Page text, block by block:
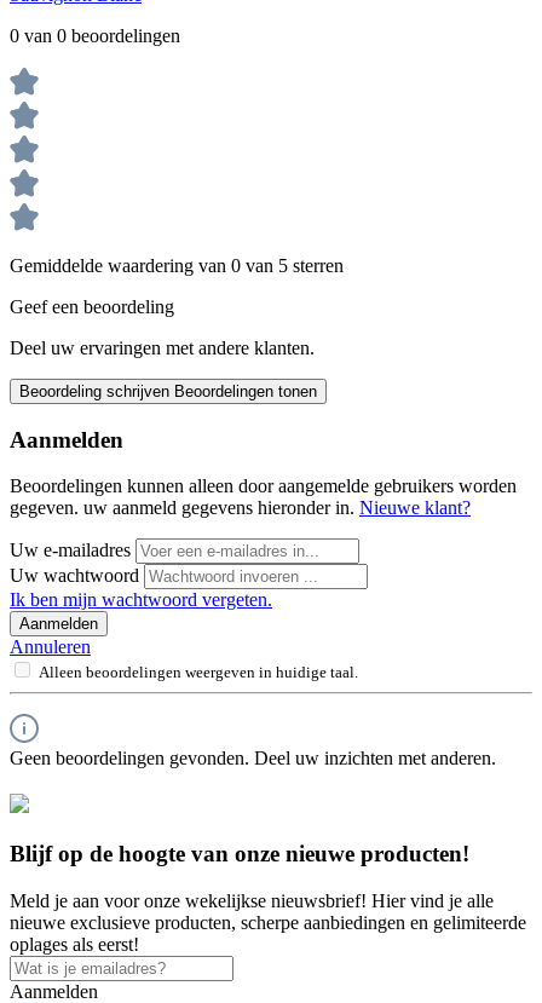
0 van 0 beoordelingen
Gemiddelde waardering van 0 van 5 sterren
Geef een beoordeling
Deel uw ervaringen met andere klanten.
Beoordeling schrijven Beoordelingen tonen
Aanmelden
Beoordelingen kunnen alleen door aangemelde gebruikers worden
gegeven. uw aanmeld gegevens hieronder in. Nieuwe klant?
Uw e-mailadres
Uw wachtwoord
Ik ben mijn wachtwoord vergeten.
Aanmelden
Annuleren
Alleen beoordelingen weergeven in huidige taal.
Geen beoordelingen gevonden. Deel uw inzichten met anderen.
Blijf op de hoogte van onze nieuwe producten!
Meld je aan voor onze wekelijkse nieuwsbrief! Hier vind je alle
nieuwe exclusieve producten, scherpe aanbiedingen en gelimiteerde
oplages als eerst!
Aanmelden